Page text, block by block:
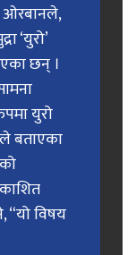
ओरबानले,
‘युरो’
छन् ।
युरो
बताएका
“यो विषय